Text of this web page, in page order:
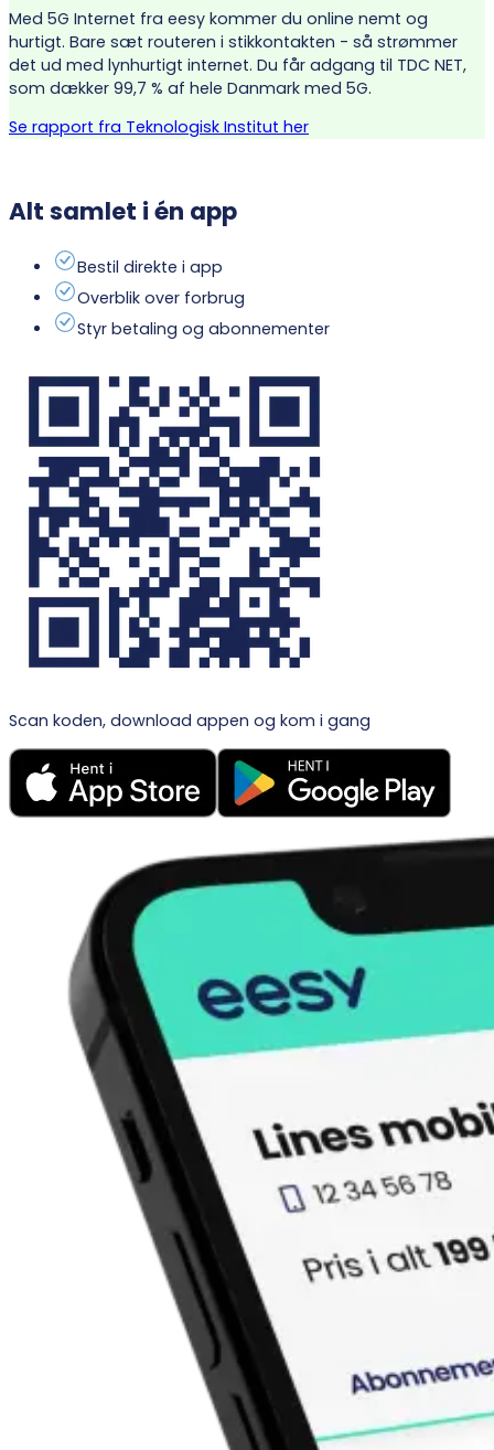
Med 5G Internet fra eesy kommer du online nemt og
hurtigt. Bare sæt routeren i stikkontakten - så strømmer
det ud med lynhurtigt internet. Du får adgang til TDC NET,
som dækker 99,7 % af hele Danmark med 5G.
Se rapport fra Teknologisk Institut her
Alt samlet i én app
Bestil direkte i app
Overblik over forbrug
Styr betaling og abonnementer
Scan koden, download appen og kom i gang